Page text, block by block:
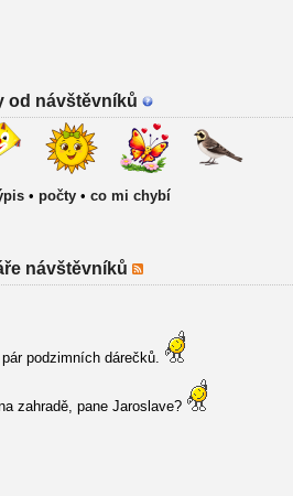
od návštěvníků
• počty • co mi chybí
návštěvníků
podzimních dárečků.
zahradě, pane Jaroslave?